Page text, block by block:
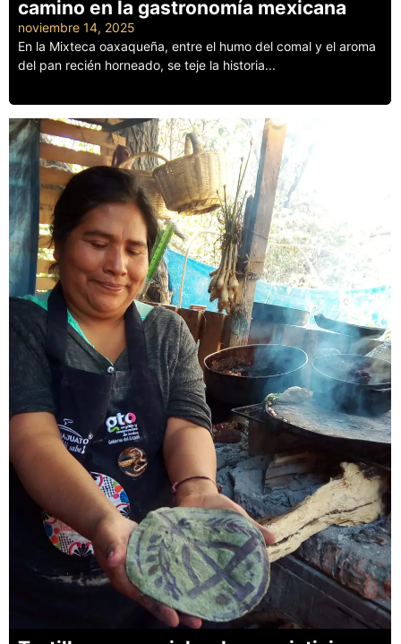
camino en la gastronomía mexicana
noviembre 14, 2025
En la Mixteca oaxaqueña, entre el humo del comal y el aroma
del pan recién horneado, se teje la historia...